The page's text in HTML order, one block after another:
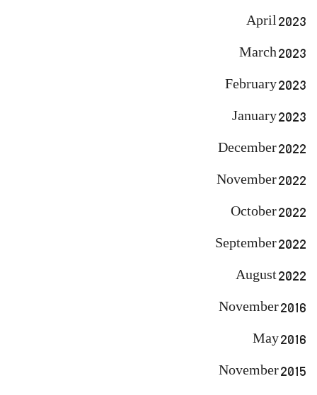
April 2023
March 2023
February 2023
January 2023
December 2022
November 2022
October 2022
September 2022
August 2022
November 2016
May 2016
November 2015